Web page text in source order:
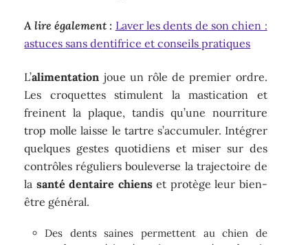
A lire également : Laver les dents de son chien :
astuces sans dentifrice et conseils pratiques
L’alimentation joue un rôle de premier ordre.
Les croquettes stimulent la mastication et
freinent la plaque, tandis qu’une nourriture
trop molle laisse le tartre s’accumuler. Intégrer
quelques gestes quotidiens et miser sur des
contrôles réguliers bouleverse la trajectoire de
la santé dentaire chienset protège leur bien-
être général.
Des dents saines permettent au chien de